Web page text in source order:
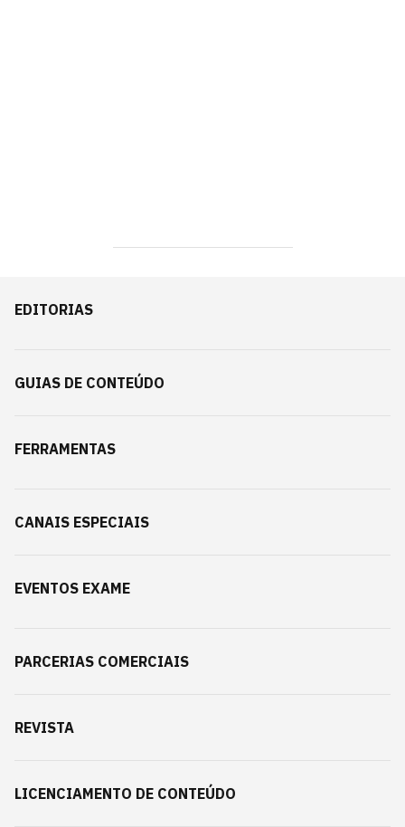
EDITORIAS
GUIAS DE CONTEÚDO
FERRAMENTAS
CANAIS ESPECIAIS
EVENTOS EXAME
PARCERIAS COMERCIAIS
REVISTA
LICENCIAMENTO DE CONTEÚDO